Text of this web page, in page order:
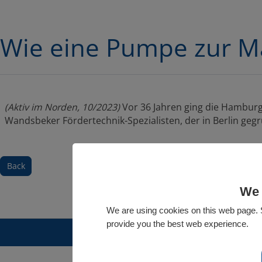
We are using cookies on this web
provide you the best web experience.
Wie eine Pumpe zur
(Aktiv im Norden, 10/2023)Vor 36 Jahren ging die
Wandsbeker Fördertechnik-Spezialisten, der in Berlin
Back
© 2026 PLEUGER INDUSTRIES